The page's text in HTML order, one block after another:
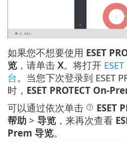
如果您不想要使用 ESET
览 ，请单击 X。将打开
台。当您下次登录到 ESET
时， ESET PROTECT On-
可以通过依次单击
ESET
帮助 > 导览 ，来再次查看
Prem 导览。